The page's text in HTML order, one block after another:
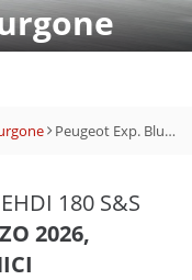
Peugeot Exp. BlueHDi 180 S&S EAT6 PL-TN F. Prem.
180 S&S
2026,